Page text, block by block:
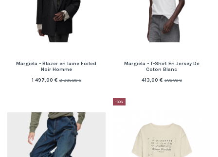
Margiela - Blazer en laine Foiled
Noir Homme
1 497,00 €2 995,00 €
Margiela - T-Shirt En Jersey De
Coton Blanc
413,00 €590,00 €
-30%